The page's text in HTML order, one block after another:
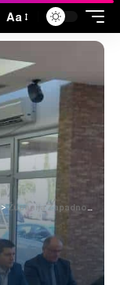
Aa
>Županija Zapadnohercegovačka usvojila proračun veći od 133 milijuna maraka, 10,3 milijuna za potporu obitelji s troje i više djece